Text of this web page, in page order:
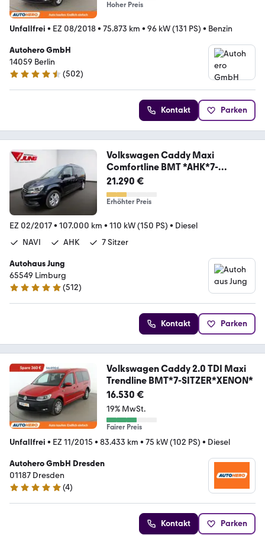
Hoher Preis
Unfallfrei • EZ 08/2018• 75.873 km • 96 kW (131 PS) • Benzin
Autohero GmbH
14059 Berlin
4.5 Sterne
(502)
Kontakt Parken
Volkswagen Caddy Maxi
Comfortline BMT *AHK*7-
Sitzer*NAVI*
21.290 €
Erhöhter Preis
EZ 02/2017• 107.000 km • 110 kW (150 PS) • Diesel
NAVI
AHK 7 Sitzer
Autohaus Jung
65549 Limburg
4.9 Sterne
(512)
Kontakt Parken
Volkswagen Caddy 2.0 TDI Maxi
Trendline BMT*7-SITZER*XENON*
16.530 €
19% MwSt.
Fairer Preis
Unfallfrei • EZ 11/2015 • 83.433 km • 75 kW (102 PS) • Diesel
Autohero GmbH Dresden
01187 Dresden
5 Sterne
(4)
Kontakt Parken